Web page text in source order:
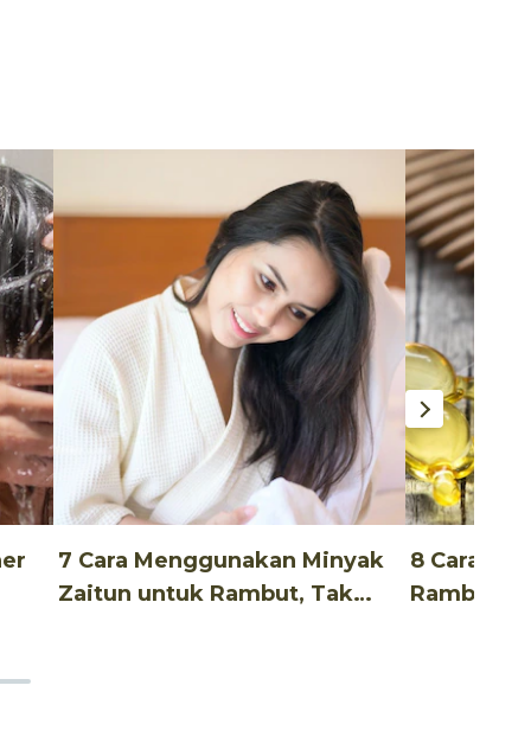
7 Cara Menggunakan Minyak
Zaitun untuk Rambut, Tak
8 Cara
Rambut